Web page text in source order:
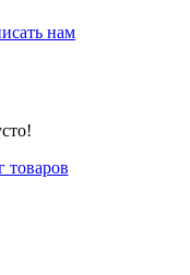
нам
товаров